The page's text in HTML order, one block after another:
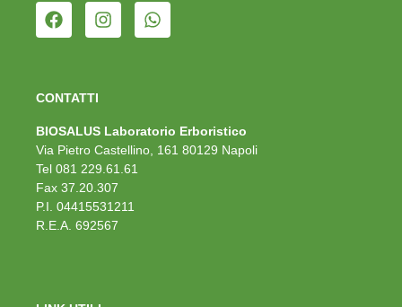
CONTATTI
BIOSALUS Laboratorio Erboristico
Via Pietro Castellino, 161 80129 Napoli
Tel 081 229.61.61
Fax 37.20.307
P.I. 04415531211
R.E.A. 692567